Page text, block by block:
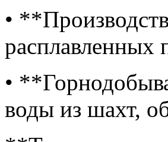
•
расплавленных
•
воды из шахт,